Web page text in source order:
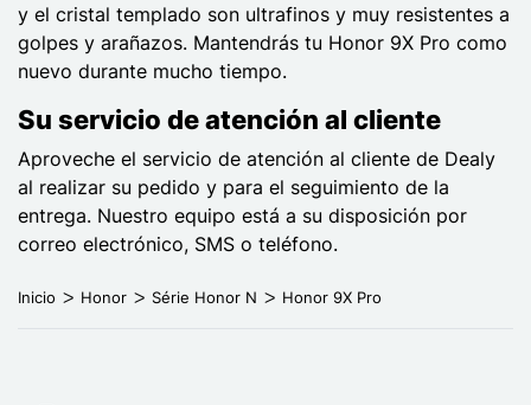
y el cristal templado son ultrafinos y muy resistentes a
golpes y arañazos. Mantendrás tu Honor 9X Pro como
nuevo durante mucho tiempo.
Su servicio de atención al cliente
Aproveche el servicio de atención al cliente de Dealy
al realizar su pedido y para el seguimiento de la
entrega. Nuestro equipo está a su disposición por
correo electrónico, SMS o teléfono.
Inicio Honor Série Honor N Honor 9X Pro